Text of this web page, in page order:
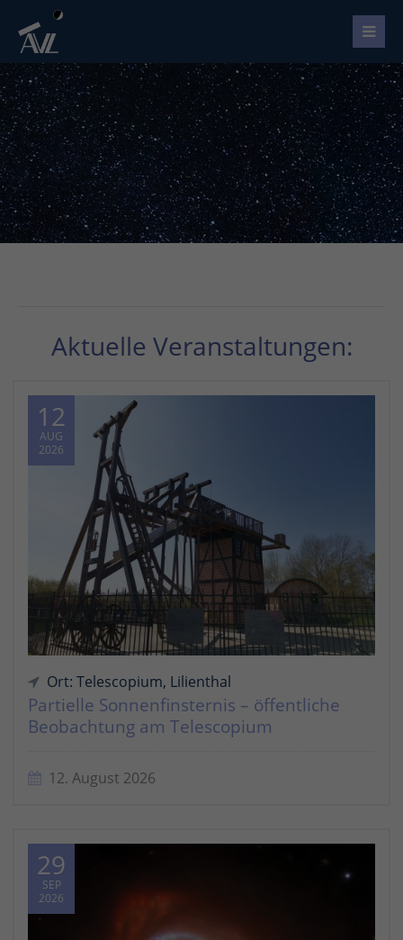
Aktuelle Veranstaltungen:
12
AUG
2026
Ort: Telescopium, Lilienthal
Partielle Sonnenfinsternis – öffentliche
Beobachtung am Telescopium
12. August 2026
29
SEP
2026